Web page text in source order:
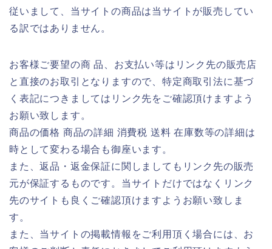
従いまして、当サイトの商品は当サイトが販売してい
る訳ではありません。
お客様ご要望の商 品、お支払い等はリンク先の販売店
と直接のお取引となりますので、特定商取引法に基づ
く表記につきましてはリンク先をご確認頂けますよう
お願い致します。
商品の価格 商品の詳細 消費税 送料 在庫数等の詳細は
時として変わる場合も御座います。
また、返品・返金保証に関しましてもリンク先の販売
元が保証するものです。当サイトだけではなくリンク
先のサイトも良くご確認頂けますようお願い致しま
す。
また、当サイトの掲載情報をご利用頂く場合には、お